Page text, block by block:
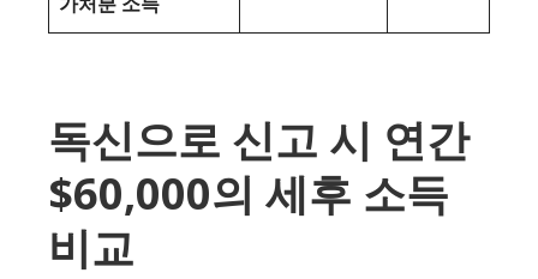
독신으로 신고 시 연간
$60,000의 세후 소득
비교